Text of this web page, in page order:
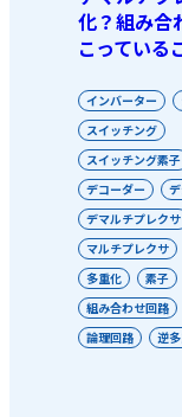
化？組み合
こっている
インバーター
スイッチング
スイッチング素子
デコーダー
デマルチプレクサ
マルチプレクサ
多重化
素子
組み合わせ回路
論理回路
逆